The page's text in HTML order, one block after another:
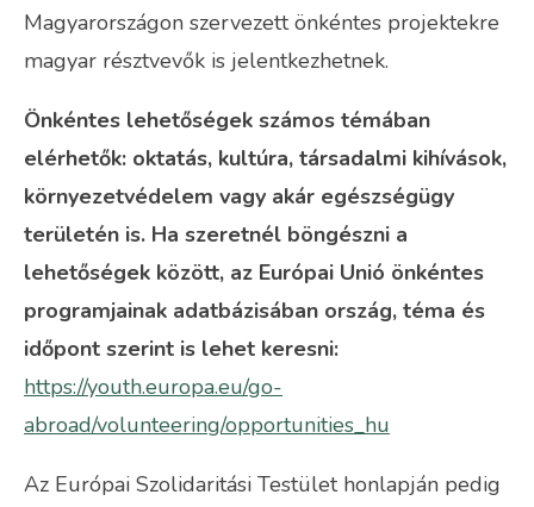
Magyarországon szervezett önkéntes projektekre
magyar résztvevők is jelentkezhetnek.
Önkéntes lehetőségek számos témában
elérhetők: oktatás, kultúra, társadalmi kihívások,
környezetvédelem vagy akár egészségügy
területén is. Ha szeretnél böngészni a
lehetőségek között, az Európai Unió önkéntes
programjainak adatbázisában ország, téma és
időpont szerint is lehet keresni:
https://youth.europa.eu/go-
abroad/volunteering/opportunities_hu
Az Európai Szolidaritási Testület honlapján pedig